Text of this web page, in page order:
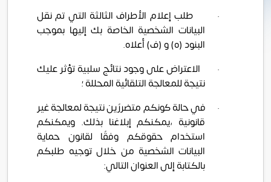
·
طلب إعلام الأطراف الثالثة التي تم نقل
البيانات الشخصية الخاصة بك إليها بموجب
البنود (ه) و (ف) أعلاه.
·
الاعتراض على وجود نتائج سلبية تؤثر عليك
نتيجة للمعالجة التلقائية المحللة ؛
·
في حالة كونكم متضررًين نتيجة لمعالجة غير
قانونية ،يمكنكم إبلاغنا بذلك. ويمكنكم
استخدام حقوقكم وفقًا لقانون حماية
البيانات الشخصية من خلال توجيه طلبكم
بالكتابة إلى العنوان التالي: